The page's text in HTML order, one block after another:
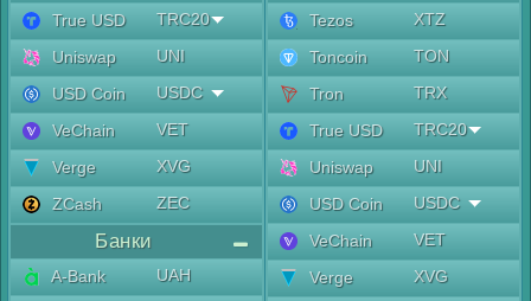
True USD
TRC20
Uniswap
UNI
USD Coin
USDC
VeChain
VET
Verge
XVG
ZCash
ZEC
Банки
A-Bank
UAH
Tezos
XTZ
Toncoin
TON
Tron
TRX
True USD
TRC20
Uniswap
UNI
USD Coin
USDC
VeChain
VET
Verge
XVG